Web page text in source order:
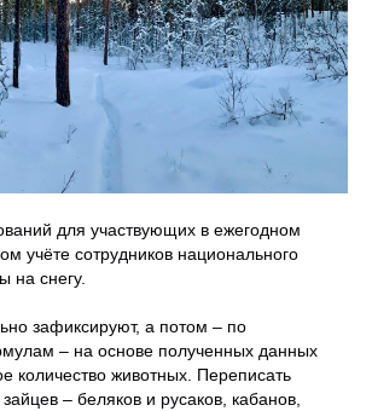
для участвующих в ежегодном
учёте сотрудников национального
на снегу.
зафиксируют, а потом – по
– на основе полученных данных
количество животных. Переписать
– беляков и русаков, кабанов,